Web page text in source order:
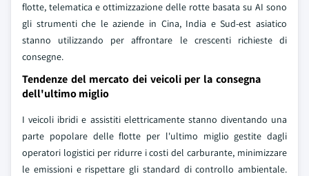
flotte, telematica e ottimizzazione delle rotte basata su AI sono
gli strumenti che le aziende in Cina, India e Sud-est asiatico
stanno utilizzando per affrontare le crescenti richieste di
consegne.
Tendenze del mercato dei veicoli per la consegna
dell'ultimo miglio
I veicoli ibridi e assistiti elettricamente stanno diventando una
parte popolare delle flotte per l'ultimo miglio gestite dagli
operatori logistici per ridurre i costi del carburante, minimizzare
le emissioni e rispettare gli standard di controllo ambientale.